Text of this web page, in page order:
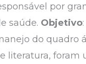
por
saúde. Objetivo
do quadro
literatura, foram